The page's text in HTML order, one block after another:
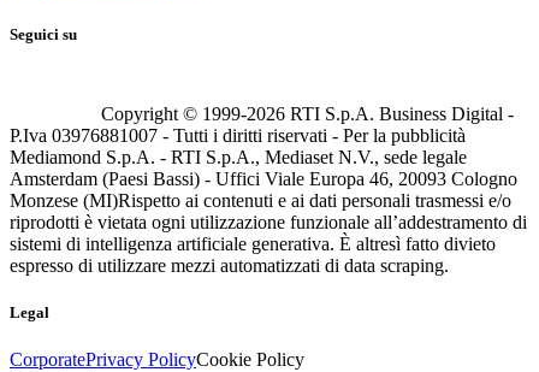
Seguici su
Copyright © 1999-2026 RTI S.p.A. Business Digital -
P.Iva 03976881007 - Tutti i diritti riservati - Per la pubblicità
Mediamond S.p.A. - RTI S.p.A., Mediaset N.V., sede legale
Amsterdam (Paesi Bassi) - Uffici Viale Europa 46, 20093 Cologno
Monzese (MI)Rispetto ai contenuti e ai dati personali trasmessi e/o
riprodotti è vietata ogni utilizzazione funzionale all’addestramento di
sistemi di intelligenza artificiale generativa. È altresì fatto divieto
espresso di utilizzare mezzi automatizzati di data scraping.
Legal
CorporatePrivacy PolicyCookie Policy